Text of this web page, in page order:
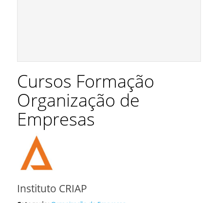
Cursos Formação
Organização de
Empresas
Instituto CRIAP